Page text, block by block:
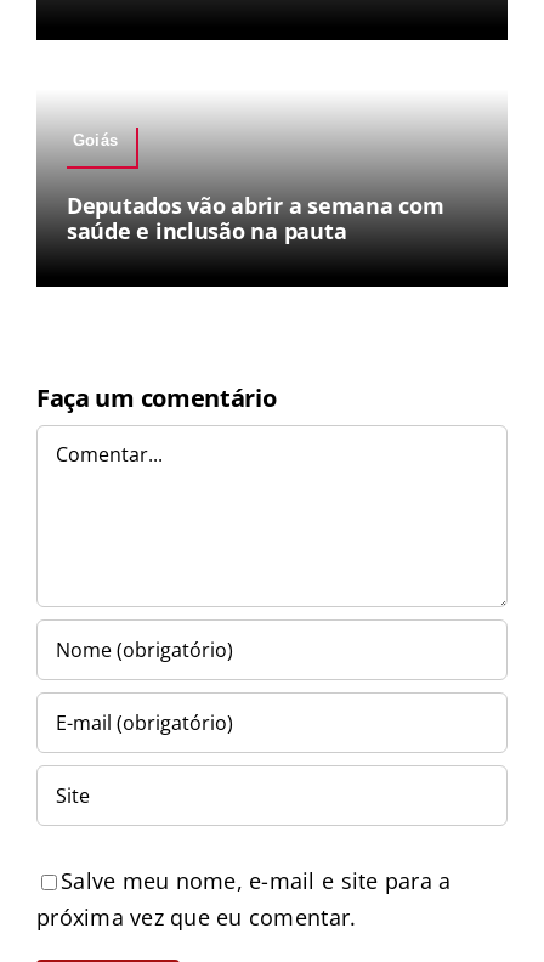
Goiás
Deputados vão abrir a semana com
saúde e inclusão na pauta
Faça um comentário
Comentar
Salve meu nome, e-mail e site para a
próxima vez que eu comentar.